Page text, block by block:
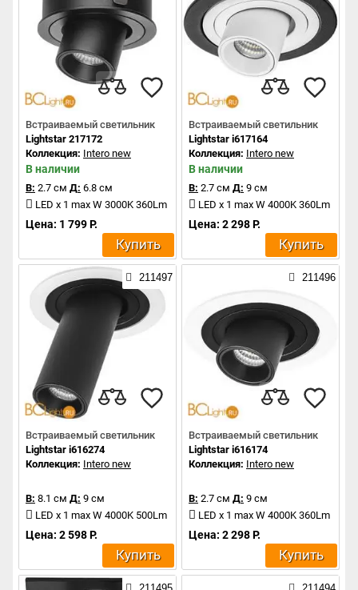
Встраиваемый светильник
Lightstar 217172
Коллекция: Intero new
В наличии
В: 2.7 см Д: 6.8 см
LED x 1 max W 3000K 360Lm
Цена: 1 799 Р.
Купить
Встраиваемый светильник
Lightstar i617164
Коллекция: Intero new
В наличии
В: 2.7 см Д: 9 см
LED x 1 max W 4000K 360Lm
Цена: 2 298 Р.
Купить
211497
Встраиваемый светильник
Lightstar i616274
Коллекция: Intero new
В: 8.1 см Д: 9 см
LED x 1 max W 4000K 500Lm
Цена: 2 598 Р.
Купить
211496
Встраиваемый светильник
Lightstar i616174
Коллекция: Intero new
В: 2.7 см Д: 9 см
LED x 1 max W 4000K 360Lm
Цена: 2 298 Р.
Купить